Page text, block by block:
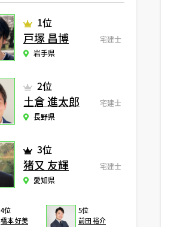
1位
戸塚 昌博
宅建士
岩手県
2位
土倉 進太郎
宅建士
長野県
3位
猪又 友輝
宅建士
愛知県
4位
橋本 好美
5位
前田 裕介